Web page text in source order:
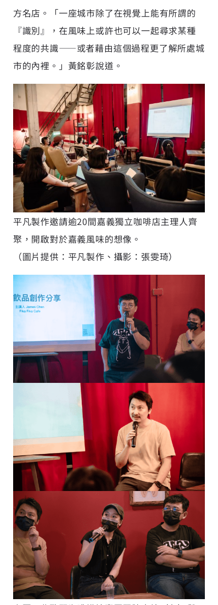
方名店。「一座城市除了在視覺上能有所謂的
『識別』，在風味上或許也可以一起尋求某種
程度的共識——或者藉由這個過程更了解所處城
市的內裡。」黃銘彰說道。
平凡製作邀請逾20間嘉義獨立咖啡店主理人齊
聚，開啟對於嘉義風味的想像。
（圖片提供：平凡製作、攝影：張雯琦）